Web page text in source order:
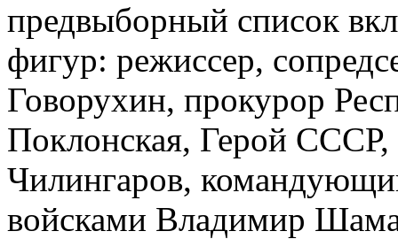
предвыборный список
фигур: режиссер,
Говорухин, прокурор
Поклонская, Герой
Чилингаров,
войсками Владимир